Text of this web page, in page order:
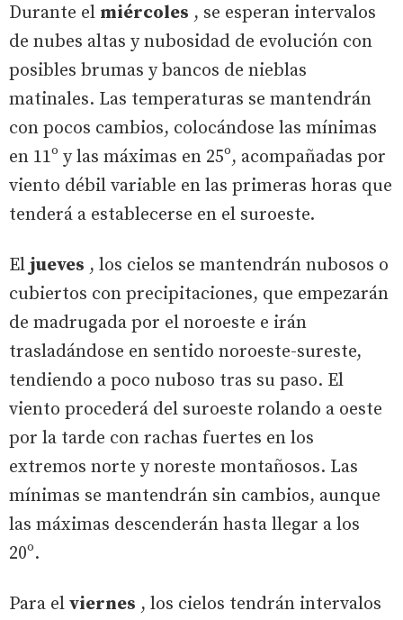
Durante el miércoles , se esperan intervalos
de nubes altas y nubosidad de evolución con
posibles brumas y bancos de nieblas
matinales. Las temperaturas se mantendrán
con pocos cambios, colocándose las mínimas
en 11º y las máximas en 25º, acompañadas por
viento débil variable en las primeras horas que
tenderá a establecerse en el suroeste.
El jueves , los cielos se mantendrán nubosos o
cubiertos con precipitaciones, que empezarán
de madrugada por el noroeste e irán
trasladándose en sentido noroeste-sureste,
tendiendo a poco nuboso tras su paso. El
viento procederá del suroeste rolando a oeste
por la tarde con rachas fuertes en los
extremos norte y noreste montañosos. Las
mínimas se mantendrán sin cambios, aunque
las máximas descenderán hasta llegar a los
20º.
Para el viernes , los cielos tendrán intervalos